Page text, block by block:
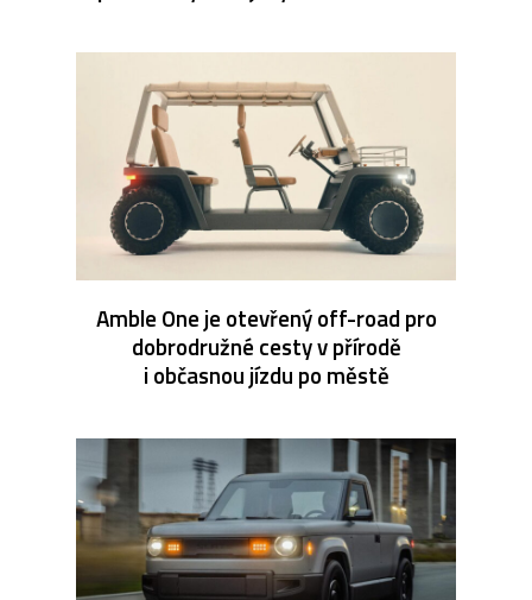
Amble One je otevřený off-road pro
dobrodružné cesty v přírodě
i občasnou jízdu po městě